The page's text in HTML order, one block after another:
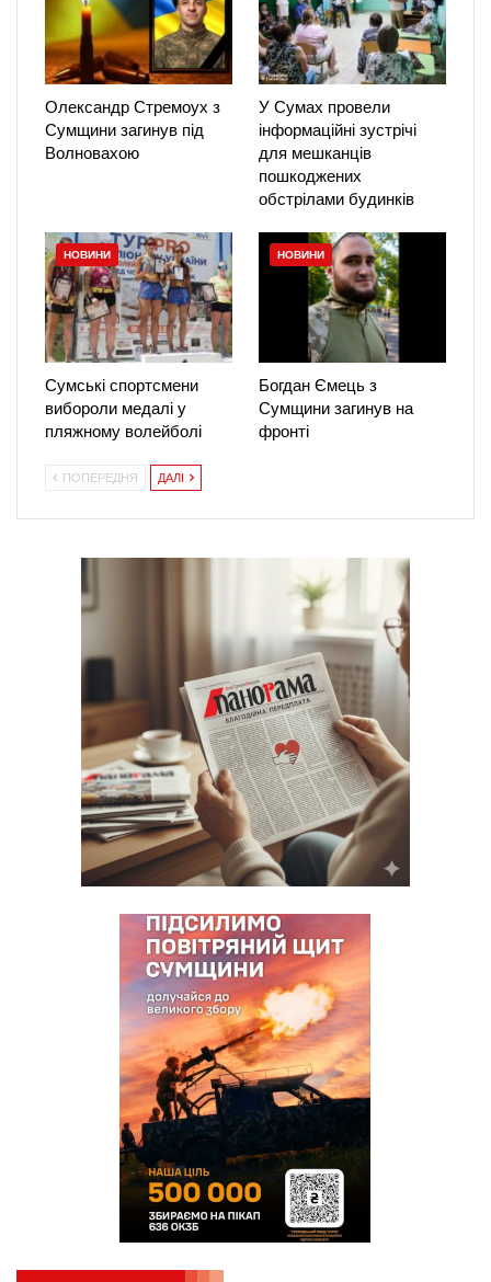
Олександр Стремоух з
Сумщини загинув під
Волновахою
У Сумах провели
інформаційні зустрічі
для мешканців
пошкоджених
обстрілами будинків
НОВИНИ
Сумські спортсмени
вибороли медалі у
пляжному волейболі
НОВИНИ
Богдан Ємець з
Сумщини загинув на
фронті
ПОПЕРЕДНЯ ДАЛІ